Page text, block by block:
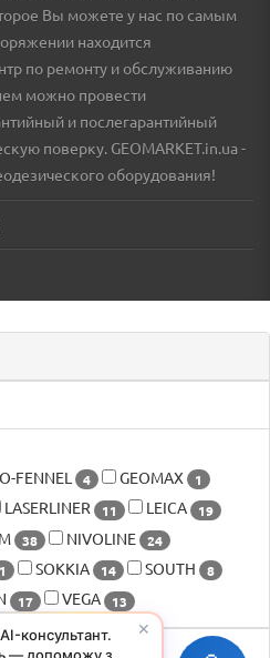
Вы можете у нас по самым
находится
по ремонту и обслуживанию
можно провести
и послегарантийный
поверку. GEOMARKET.in.ua -
оборудования!
FENNEL 4 GEOMAX 1
LASERLINER 11 LEICA 19
38 NIVOLINE 24
1 SOKKIA 14 SOUTH 8
17 VEGA 13
✕
консультант.